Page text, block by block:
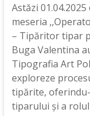
Astăzi
meseria
– Tipăritor tipar
Buga Valentina
Tipografia Art
exploreze
tipărite,
tiparului și a